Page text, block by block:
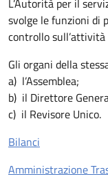
L’Autorità per il
svolge le funzioni di
controllo
Gli organi della
a) l’Assemblea;
b) il Direttore
c) il Revisore Unico.
Bilanci
Amministrazione